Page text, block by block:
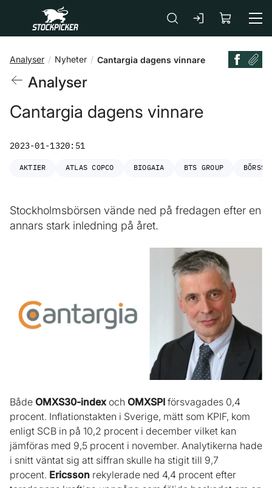
Gå till huvudinnehåll
Analyser Nyheter Cantargia dagens vinnare
Analyser
Cantargia dagens vinnare
2023-01-1320:51
AKTIER ATLAS COPCO BIOGAIA BTS GROUP
Stockholmsbörsen vände ned på fredagen efter en
annars stark inledning på året.
Både OMXS30-index och OMXSPI försvagades 0,4
procent. Inflationstakten i Sverige, mätt som KPIF, kom
enligt SCB in på 10,2 procent i december vilket kan
jämföras med 9,5 procent i november. Analytikerna hade
i snitt väntat sig att siffran skulle ha stigit till 9,7
procent. Ericsson rekylerade ned 4,4 procent efter